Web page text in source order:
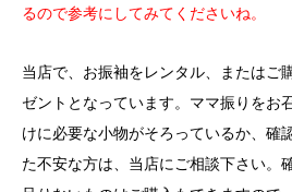
るので参考にしてみてくださいね。
当店で、お振袖をレンタル、またはご
ゼントとなっています。ママ振りをお
けに必要な小物がそろっているか、確
た不安な方は、当店にご相談下さい。